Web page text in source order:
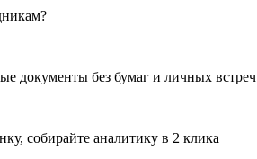
документы без бумаг и личных встреч
собирайте аналитику в 2 клика